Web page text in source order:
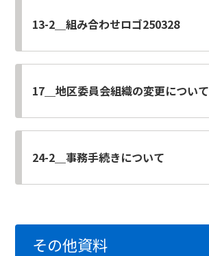
13-2＿組み合わせロゴ250328
17＿地区委員会組織の変更について
24-2＿事務手続きについて
その他資料